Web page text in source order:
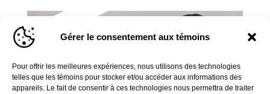
Gérer le consentement aux témoins
Pour offrir les meilleures expériences, nous utilisons des technologies
telles que les témoins pour stocker et/ou accéder aux informations des
appareils. Le fait de consentir à ces technologies nous permettra de traiter